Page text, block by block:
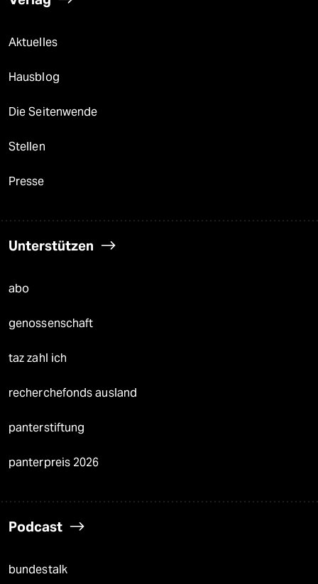
Aktuelles
Hausblog
Die Seitenwende
Stellen
Presse
Unterstützen
abo
genossenschaft
taz zahl ich
recherchefonds ausland
panterstiftung
panterpreis 2026
Podcast
bundestalk